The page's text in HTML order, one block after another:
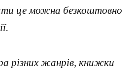
це можна безкоштовно
різних жанрів, книжки